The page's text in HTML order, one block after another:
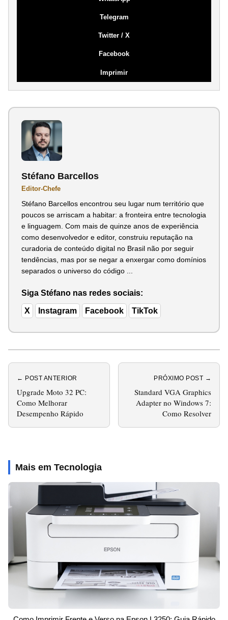
Telegram
Twitter / X
Facebook
Imprimir
Stéfano Barcellos
Editor-Chefe
Stéfano Barcellos encontrou seu lugar num território que
poucos se arriscam a habitar: a fronteira entre tecnologia
e linguagem. Com mais de quinze anos de experiência
como desenvolvedor e editor, construiu reputação na
curadoria de conteúdo digital no Brasil não por seguir
tendências, mas por se negar a enxergar como domínios
separados o universo do código ...
Siga Stéfano nas redes sociais:
X Instagram Facebook TikTok
← POST ANTERIOR
Upgrade Moto 32 PC:
Como Melhorar
Desempenho Rápido
PRÓXIMO POST →
Standard VGA Graphics
Adapter no Windows 7:
Como Resolver
Mais em Tecnologia